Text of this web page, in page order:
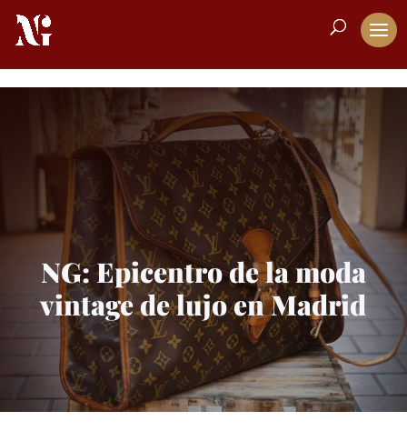
NG: Epicentro de la moda
vintage de lujo en Madrid